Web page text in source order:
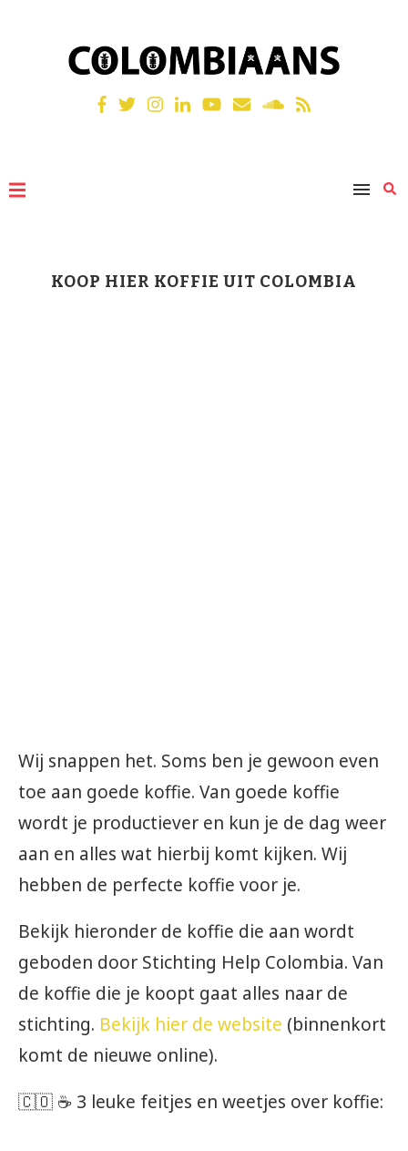
KOOP HIER KOFFIE UIT COLOMBIA
Wij snappen het. Soms ben je gewoon even
toe aan goede koffie. Van goede koffie
wordt je productiever en kun je de dag weer
aan en alles wat hierbij komt kijken. Wij
hebben de perfecte koffie voor je.
Bekijk hieronder de koffie die aan wordt
geboden door Stichting Help Colombia. Van
de koffie die je koopt gaat alles naar de
stichting. Bekijk hier de website (binnenkort
komt de nieuwe online).
🇨🇴 ☕ 3 leuke feitjes en weetjes over koffie: